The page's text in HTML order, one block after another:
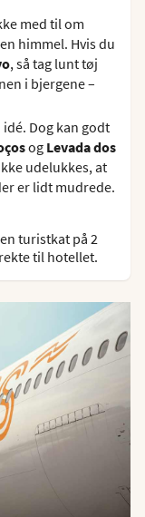
med til om
himmel. Hvis du
, så tag lunt tøj
i bjergene –
Dog kan godt
og Levada dos
udelukkes, at
er lidt mudrede.
turistkat på 2
til hotellet.